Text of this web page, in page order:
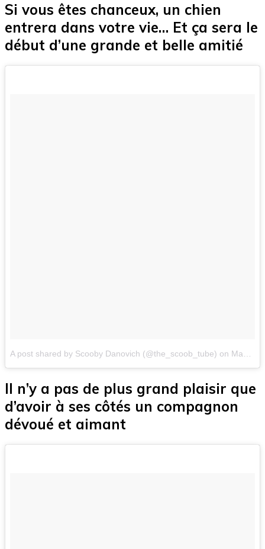
Si vous êtes chanceux, un chien
entrera dans votre vie… Et ça sera le
début d’une grande et belle amitié
A post shared by Scooby Danovich (@the_scoob_tube) on May 13, 2018 at 8:25am PDT
Il n’y a pas de plus grand plaisir que
d’avoir à ses côtés un compagnon
dévoué et aimant